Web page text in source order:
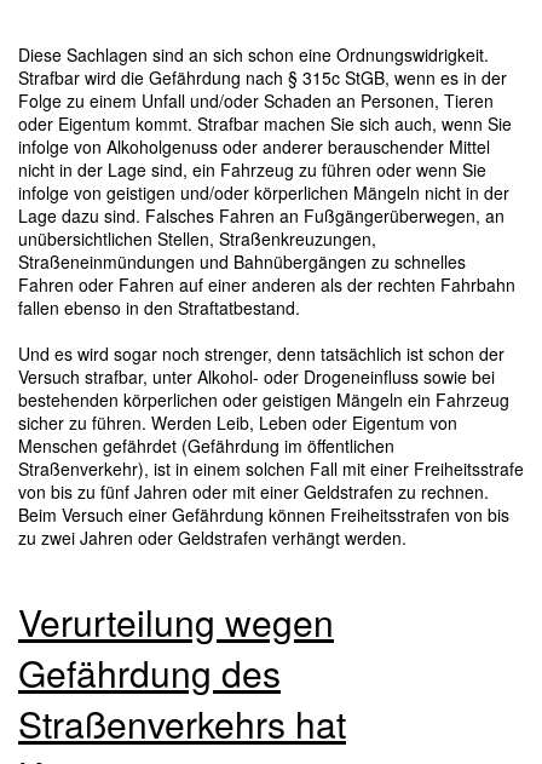
Diese Sachlagen sind an sich schon eine Ordnungswidrigkeit.
Strafbar wird die Gefährdung nach § 315c StGB, wenn es in der
Folge zu einem Unfall und/oder Schaden an Personen, Tieren
oder Eigentum kommt. Strafbar machen Sie sich auch, wenn Sie
infolge von Alkoholgenuss oder anderer berauschender Mittel
nicht in der Lage sind, ein Fahrzeug zu führen oder wenn Sie
infolge von geistigen und/oder körperlichen Mängeln nicht in der
Lage dazu sind. Falsches Fahren an Fußgängerüberwegen, an
unübersichtlichen Stellen, Straßenkreuzungen,
Straßeneinmündungen und Bahnübergängen zu schnelles
Fahren oder Fahren auf einer anderen als der rechten Fahrbahn
fallen ebenso in den Straftatbestand.
Und es wird sogar noch strenger, denn tatsächlich ist schon der
Versuch strafbar, unter Alkohol- oder Drogeneinfluss sowie bei
bestehenden körperlichen oder geistigen Mängeln ein Fahrzeug
sicher zu führen. Werden Leib, Leben oder Eigentum von
Menschen gefährdet (Gefährdung im öffentlichen
Straßenverkehr), ist in einem solchen Fall mit einer Freiheitsstrafe
von bis zu fünf Jahren oder mit einer Geldstrafen zu rechnen.
Beim Versuch einer Gefährdung können Freiheitsstrafen von bis
zu zwei Jahren oder Geldstrafen verhängt werden.
Verurteilung wegen
Gefährdung des
Straßenverkehrs hat